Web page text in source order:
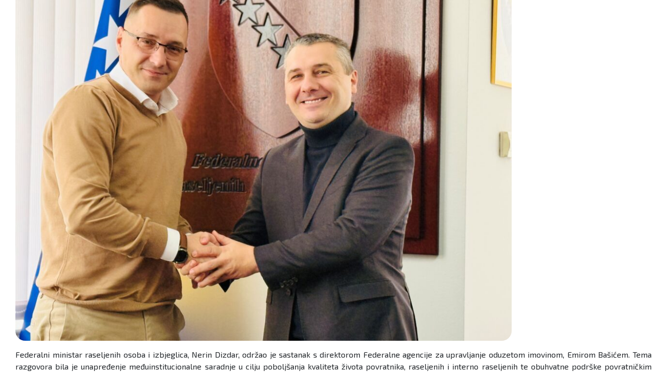
Federalni ministar raseljenih osoba i izbjeglica, Nerin Dizdar, održao je sastanak s direktorom Federalne agencije za upravljanje oduzetom imovinom, Emirom Bašićem. Tema
razgovora bila je unapređenje međuinstitucionalne saradnje u cilju poboljšanja kvaliteta života povratnika, raseljenih i interno raseljenih te obuhvatne podrške povratničkim